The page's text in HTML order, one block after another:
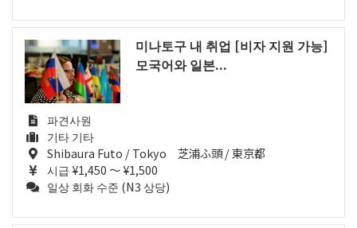
미나토구 내 취업 [비자 지원 가능]
모국어와 일본...
파견사원
기타 기타
Shibaura Futo / Tokyo 芝浦ふ頭 / 東京都
시급 ¥1,450 ～ ¥1,500
일상 회화 수준 (N3 상당)